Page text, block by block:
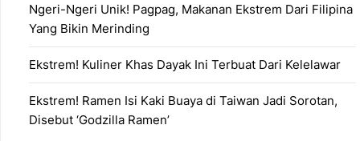
Ngeri-Ngeri Unik! Pagpag, Makanan Ekstrem Dari Filipina
Yang Bikin Merinding
Ekstrem! Kuliner Khas Dayak Ini Terbuat Dari Kelelawar
Ekstrem! Ramen Isi Kaki Buaya di Taiwan Jadi Sorotan,
Disebut ‘Godzilla Ramen’